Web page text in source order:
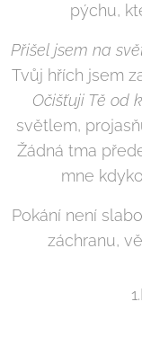
pýchu,
Přišel jsem na
Tvůj hřích jsem
Očišťuji Tě od
světlem,
Žádná tma
mne
Pokání není
záchranu,